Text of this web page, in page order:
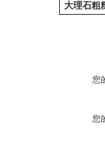
大理石粗
您
您